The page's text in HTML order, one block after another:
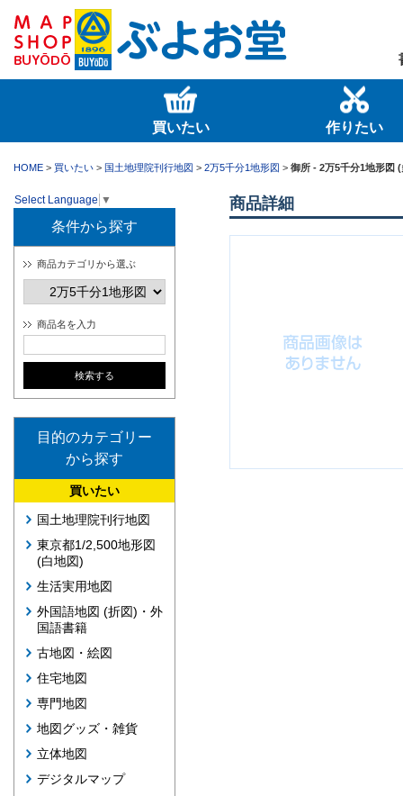
買いたい 作りたい
HOME > 買いたい > 国土地理院刊行地図 > 2万5千分1地形図 > 御所 - 2万5千分1地形図
Select Language ▼
条件から探す
商品カテゴリから選ぶ
商品名を入力
目的のカテゴリー
から探す
買いたい
国土地理院刊行地図
東京都1/2,500地形図
(白地図)
生活実用地図
外国語地図 (折図)・外
国語書籍
古地図・絵図
住宅地図
専門地図
地図グッズ・雑貨
立体地図
デジタルマップ
商品詳細